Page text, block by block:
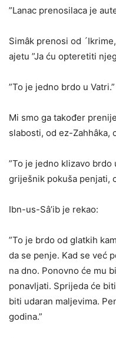
”Lanac prenosilaca je
Simâk prenosi od
ajetu ”Ja ću opteretiti
”To je jedno brdo u Vatri.”
Mi smo ga također
slabosti, od ez-Zahhâka,
”To je jedno klizavo brdo
griješnik pokuša penjati,
Ibn-us-Sâ’ib je rekao:
”To je brdo od glatkih
da se penje. Kad se već
na dno. Ponovno će mu
ponavljati. Sprijeda će
biti udaran maljevima.
godina.”